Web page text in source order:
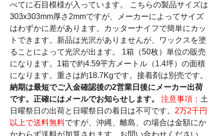
べてに石目模様が入っています。 こちらの製品サイズは
303x303mm厚さ2mmですが、メーカーによってサイズ
はわずかに差があります。カッターナイフで簡単にカッ
トできます。新品は光沢がありませんが、ワックスを塗
ることによって光沢が出ます。 1箱（50枚）単位の販売
になります。1箱で約4.59平方メートル（1.4坪）の面積
になります。重さは約18.7Kgです。接着剤は別売です。
納期は最短でご入金確認後の2営業日後にメーカー出荷
です。正確にはメールでお知らせします。
注意事項： 土
日曜祭日の出荷と日曜祭日の着日は不可です。 2万2千円
以上で送料無料ですが、沖縄、離島、の場合は金額にか
かわらず送料が加算されます。お問い合わせください。